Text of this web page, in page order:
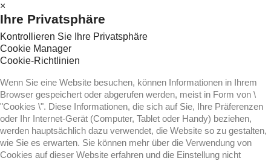
×
Ihre Privatsphäre
Kontrollieren Sie Ihre Privatsphäre
Cookie Manager
Cookie-Richtlinien
Wenn Sie eine Website besuchen, können Informationen in Ihrem
Browser gespeichert oder abgerufen werden, meist in Form von \
"Cookies \". Diese Informationen, die sich auf Sie, Ihre Präferenzen
oder Ihr Internet-Gerät (Computer, Tablet oder Handy) beziehen,
werden hauptsächlich dazu verwendet, die Website so zu gestalten,
wie Sie es erwarten. Sie können mehr über die Verwendung von
Cookies auf dieser Website erfahren und die Einstellung nicht